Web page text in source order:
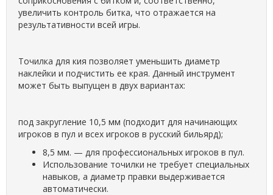
увеличить контроль битка, что отражается на
результативности всей игры.
Точилка для кия позволяет уменьшить диаметр
наклейки и подчистить ее края. Данный инструмент
может быть выпущен в двух вариантах:
под закругление 10,5 мм (подходит для начинающих
игроков в пул и всех игроков в русский бильярд);
8,5 мм. — для профессиональных игроков в пул.
Использование точилки не требует специальных
навыков, а диаметр правки выдерживается
автоматически.